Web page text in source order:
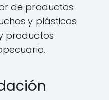
de productos
y plásticos
productos